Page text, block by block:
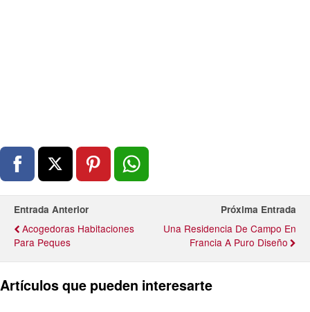
Entrada Anterior
Acogedoras Habitaciones
Para Peques
Próxima Entrada
Una Residencia De Campo En
Francia A Puro Diseño
Artículos que pueden interesarte